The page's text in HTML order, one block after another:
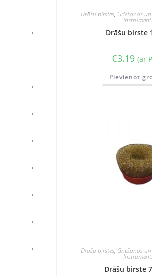
Drāšu birstes, Griešanas
Drāšu birste
€3.19 (ar
Pievienot
Drāšu birstes, Griešanas
Drāšu birste
›
›
›
›
›
›
›
›